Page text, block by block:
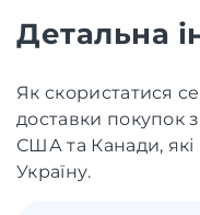
Детальна
Як скористатися
доставки покупок
США та Канади,
Україну.